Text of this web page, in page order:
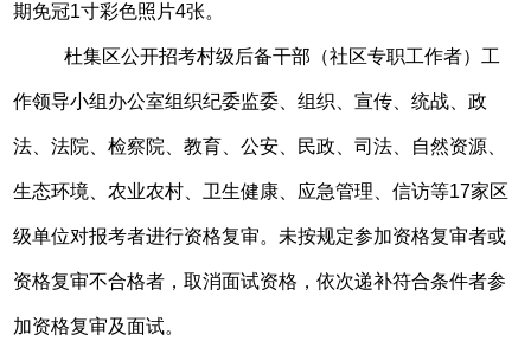
期免冠1寸彩色照片4张。
杜集区公开招考村级后备干部（社区专职工作者）工
作领导小组办公室组织纪委监委、组织、宣传、统战、政
法、法院、检察院、教育、公安、民政、司法、自然资源、
生态环境、农业农村、卫生健康、应急管理、信访等17家区
级单位对报考者进行资格复审。未按规定参加资格复审者或
资格复审不合格者，取消面试资格，依次递补符合条件者参
加资格复审及面试。